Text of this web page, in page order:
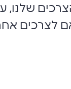
שלנו,
לצרכים